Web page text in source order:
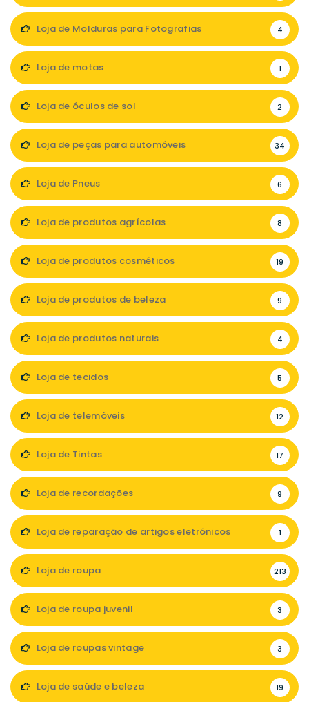
Loja de Molduras para Fotografias 4
Loja de motas 1
Loja de óculos de sol 2
Loja de peças para automóveis 34
Loja de Pneus 6
Loja de produtos agrícolas 8
Loja de produtos cosméticos 19
Loja de produtos de beleza 9
Loja de produtos naturais 4
Loja de tecidos 5
Loja de telemóveis 12
Loja de Tintas 17
Loja de recordações 9
Loja de reparação de artigos eletrónicos 1
Loja de roupa 213
Loja de roupa juvenil 3
Loja de roupas vintage 3
Loja de saúde e beleza 19